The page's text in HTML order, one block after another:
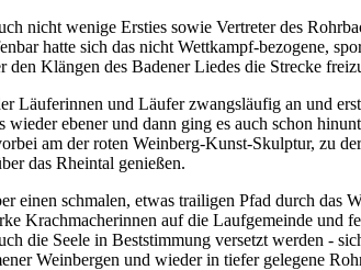
nicht wenige Ersties sowie Vertreter des
hatte sich das nicht Wettkampf-bezogene,
den Klängen des Badener Liedes die Strecke
Läuferinnen und Läufer zwangsläufig an und
wieder ebener und dann ging es auch schon
am der roten Weinberg-Kunst-Skulptur, zu
das Rheintal genießen.
einen schmalen, etwas trailigen Pfad durch das
Krachmacherinnen auf die Laufgemeinde und
die Seele in Beststimmung versetzt werden -
Weinbergen und wieder in tiefer gelegene